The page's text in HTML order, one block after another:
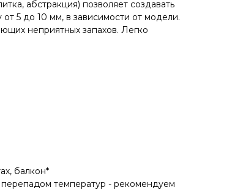
абстракция) позволяет создавать
5 до 10 мм, в зависимости от модели.
неприятных запахов. Легко
балкон*
температур - рекомендуем